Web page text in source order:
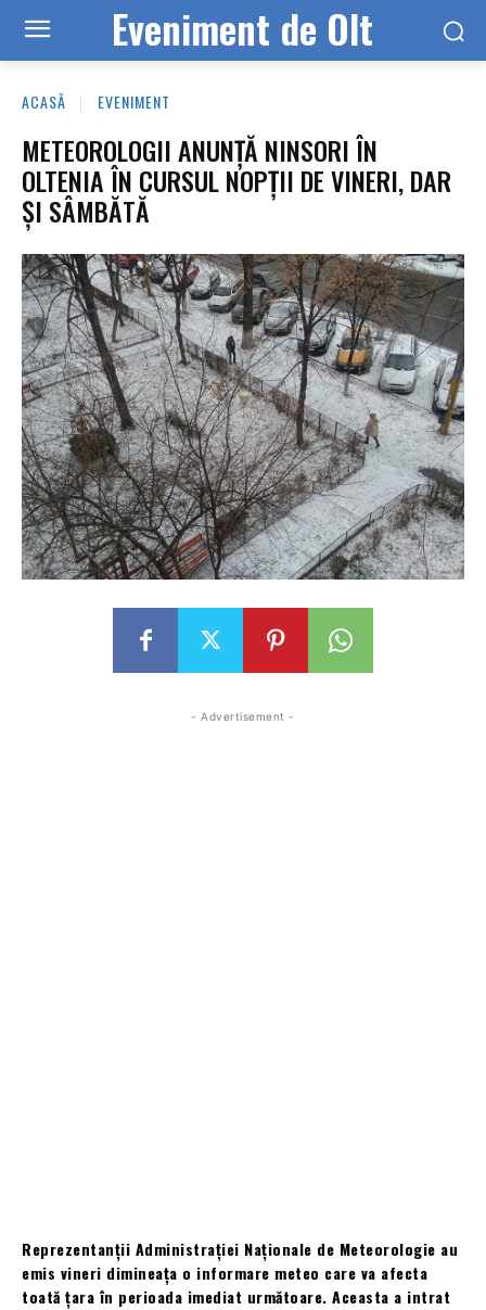
Eveniment de Olt
ACASĂ EVENIMENT
METEOROLOGII ANUNȚĂ NINSORI ÎN
OLTENIA ÎN CURSUL NOPȚII DE VINERI, DAR
ȘI SÂMBĂTĂ
- Advertisement -
Reprezentanții Administrației Naționale de Meteorologie au
emis vineri dimineața o informare meteo care va afecta
toată țara în perioada imediat următoare. Aceasta a intrat